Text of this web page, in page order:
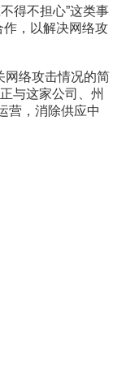
得不担心”这类事
作，以解决网络攻
网络攻击情况的简
与这家公司、州
营，消除供应中